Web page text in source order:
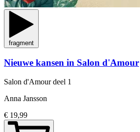
fragment
Nieuwe kansen in Salon d'Amour
Salon d'Amourdeel 1
Anna Jansson
€ 19,99